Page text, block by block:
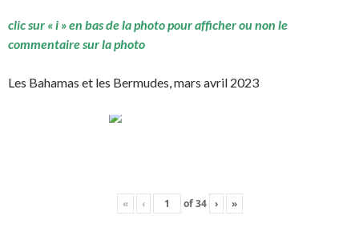
clic sur « i » en bas de la photo pour afficher ou non le
commentaire sur la photo
Les Bahamas et les Bermudes, mars avril 2023
« ‹ of34 › »